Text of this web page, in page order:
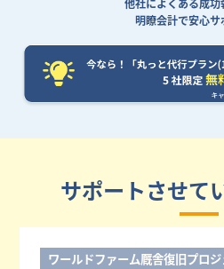
明瞭会計で安心サ
サポートさせて
ワールドファーム厩舎復旧プロ